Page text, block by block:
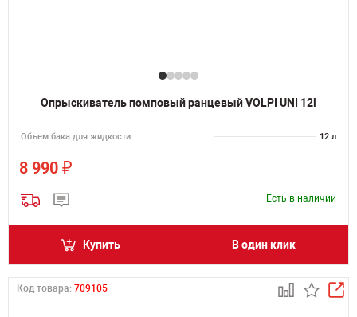
Опрыскиватель помповый ранцевый VOLPI UNI 12l
Объем бака для жидкости 12 л
8 990 ₽
Есть в наличии
Купить В один клик
Код товара: 709105